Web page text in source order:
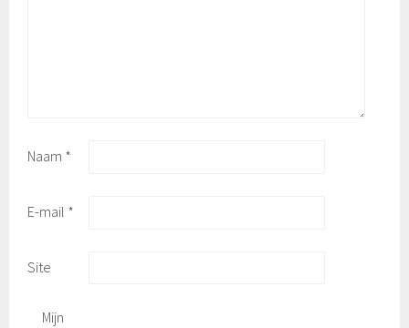
Naam *
E-mail *
Site
Mijn